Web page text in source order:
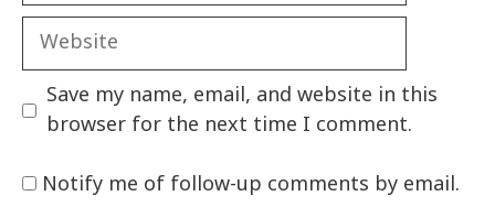
Website
Save my name, email, and website in this
browser for the next time I comment.
Notify me of follow-up comments by email.